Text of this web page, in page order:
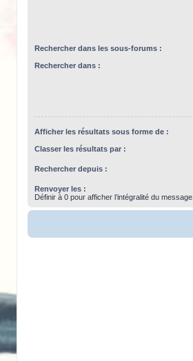
Rechercher dans les sous-forums :
Rechercher dans :
Afficher les résultats sous forme de :
Classer les résultats par :
Rechercher depuis :
Renvoyer les :
Définir à 0 pour afficher l’intégralité du message.